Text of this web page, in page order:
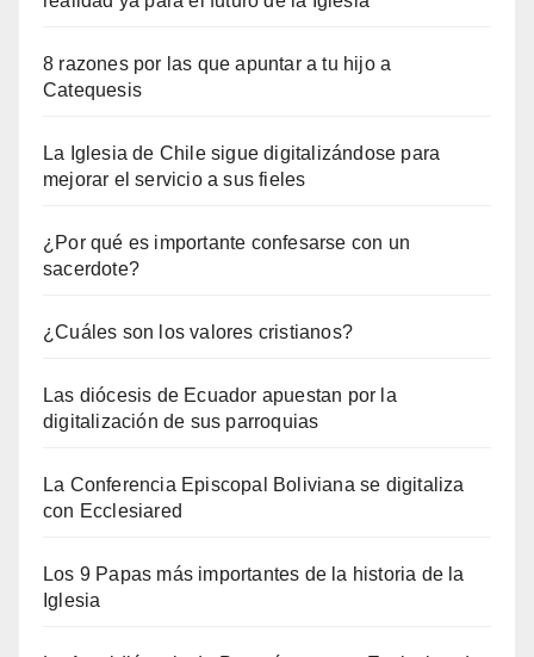
8 razones por las que apuntar a tu hijo a
Catequesis
La Iglesia de Chile sigue digitalizándose para
mejorar el servicio a sus fieles
¿Por qué es importante confesarse con un
sacerdote?
¿Cuáles son los valores cristianos?
Las diócesis de Ecuador apuestan por la
digitalización de sus parroquias
La Conferencia Episcopal Boliviana se digitaliza
con Ecclesiared
Los 9 Papas más importantes de la historia de la
Iglesia